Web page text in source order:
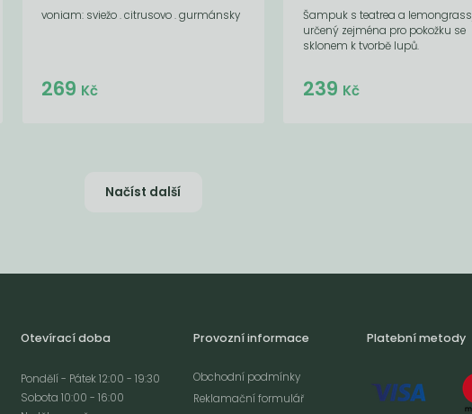
voniam: sviežo . citrusovo . gurmánsky
Do košíku:
269 Kč
Šampuk s teatrea a
určený zejména pro pokožku se
sklonem k tvorbě lupů.
Do košíku:
239 Kč
Načíst další
Otevírací doba
Pondělí - Pátek 12:00 - 19:30
Sobota 10:00 - 16:00
Provozní informace
Obchodní podmínky
Reklamační formulář
Platební metody